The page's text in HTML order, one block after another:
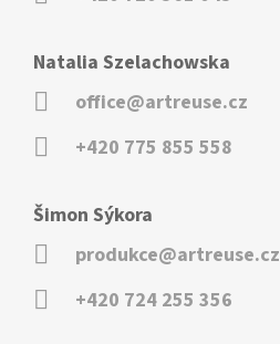
Natalia Szelachowska
office@artreuse.cz
+420 775 855 558
Šimon Sýkora
produkce@artreuse.cz
+420 724 255 356